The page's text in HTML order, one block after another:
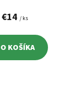
€14 / ks
KOŠÍKA